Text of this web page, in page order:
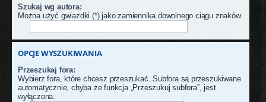
Szukaj wg autora:
Można użyć gwiazdki (*) jako zamiennika dowolnego ciągu znaków.
OPCJE WYSZUKIWANIA
Przeszukaj fora:
Wybierz fora, które chcesz przeszukać. Subfora są przeszukiwane
automatycznie, chyba że funkcja „Przeszukuj subfora”, jest
wyłączona.